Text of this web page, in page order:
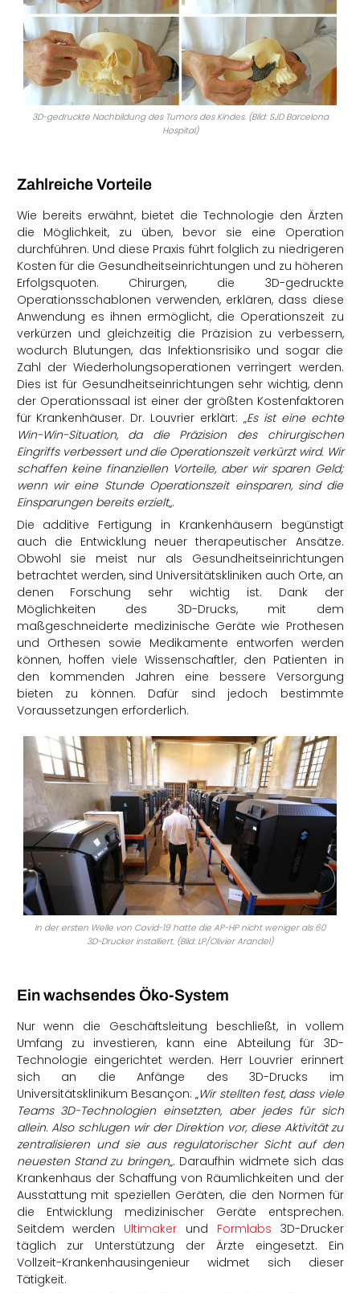
3D-gedruckte Nachbildung des Tumors des Kindes. (Bild: SJD Barcelona
Hospital)
Zahlreiche Vorteile
Wie bereits erwähnt, bietet die Technologie den Ärzten
die Möglichkeit, zu üben, bevor sie eine Operation
durchführen. Und diese Praxis führt folglich zu niedrigeren
Kosten für die Gesundheitseinrichtungen und zu höheren
Erfolgsquoten. Chirurgen, die 3D-gedruckte
Operationsschablonen verwenden, erklären, dass diese
Anwendung es ihnen ermöglicht, die Operationszeit zu
verkürzen und gleichzeitig die Präzision zu verbessern,
wodurch Blutungen, das Infektionsrisiko und sogar die
Zahl der Wiederholungsoperationen verringert werden.
Dies ist für Gesundheitseinrichtungen sehr wichtig, denn
der Operationssaal ist einer der größten Kostenfaktoren
für Krankenhäuser. Dr. Louvrier erklärt: „Es ist eine echte
Win-Win-Situation, da die Präzision des chirurgischen
Eingriffs verbessert und die Operationszeit verkürzt wird. Wir
schaffen keine finanziellen Vorteile, aber wir sparen Geld;
wenn wir eine Stunde Operationszeit einsparen, sind die
Einsparungen bereits erzielt„.
Die additive Fertigung in Krankenhäusern begünstigt
auch die Entwicklung neuer therapeutischer Ansätze.
Obwohl sie meist nur als Gesundheitseinrichtungen
betrachtet werden, sind Universitätskliniken auch Orte, an
denen Forschung sehr wichtig ist. Dank der
Möglichkeiten des 3D-Drucks, mit dem
maßgeschneiderte medizinische Geräte wie Prothesen
und Orthesen sowie Medikamente entworfen werden
können, hoffen viele Wissenschaftler, den Patienten in
den kommenden Jahren eine bessere Versorgung
bieten zu können. Dafür sind jedoch bestimmte
Voraussetzungen erforderlich.
In der ersten Welle von Covid-19 hatte die AP-HP nicht weniger als 60
3D-Drucker installiert. (Bild: LP/Olivier Arandel)
Ein wachsendes Öko-System
Nur wenn die Geschäftsleitung beschließt, in vollem
Umfang zu investieren, kann eine Abteilung für 3D-
Technologie eingerichtet werden. Herr Louvrier erinnert
sich an die Anfänge des 3D-Drucks im
Universitätsklinikum Besançon: „Wir stellten fest, dass viele
Teams 3D-Technologien einsetzten, aber jedes für sich
allein. Also schlugen wir der Direktion vor, diese Aktivität zu
zentralisieren und sie aus regulatorischer Sicht auf den
neuesten Stand zu bringen„. Daraufhin widmete sich das
Krankenhaus der Schaffung von Räumlichkeiten und der
Ausstattung mit speziellen Geräten, die den Normen für
die Entwicklung medizinischer Geräte entsprechen.
Seitdem werden Ultimaker und Formlabs 3D-Drucker
täglich zur Unterstützung der Ärzte eingesetzt. Ein
Vollzeit-Krankenhausingenieur widmet sich dieser
Tätigkeit.